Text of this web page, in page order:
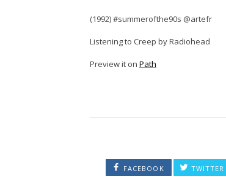
(1992) #summerofthe90s @artefr
Listening to Creep by Radiohead
Preview it on Path
FACEBOOK TWITTER